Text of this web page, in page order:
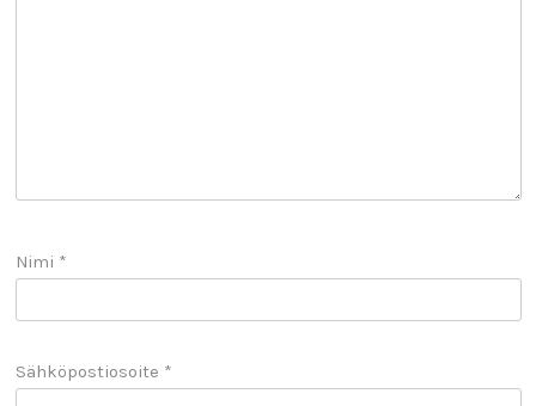
Nimi *
Sähköpostiosoite *